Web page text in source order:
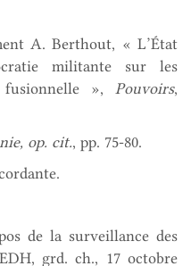
A. Berthout, « L’État
militante sur les
fusionnelle », Pouvoirs,
op. cit., pp. 75-80.
de la surveillance des
grd. ch., 17 octobre